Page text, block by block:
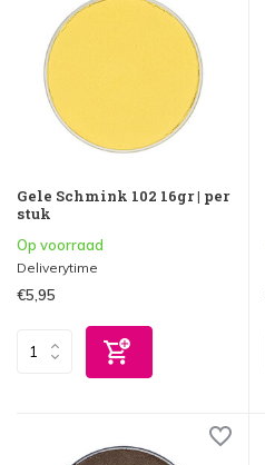
Gele Schmink 102 16gr | per
stuk
Op voorraad
Deliverytime
€5,95